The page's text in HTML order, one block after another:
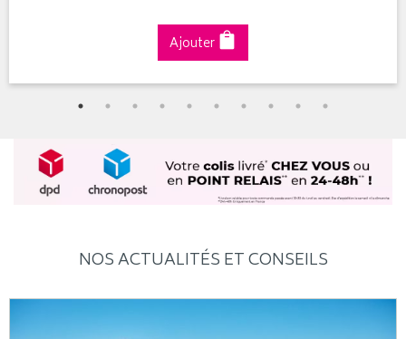
Ajouter
NOS ACTUALITÉS ET CONSEILS